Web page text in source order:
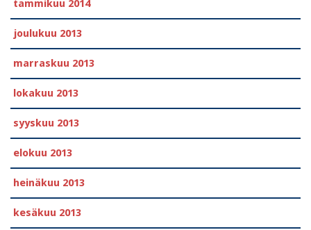
tammikuu 2014
joulukuu 2013
marraskuu 2013
lokakuu 2013
syyskuu 2013
elokuu 2013
heinäkuu 2013
kesäkuu 2013